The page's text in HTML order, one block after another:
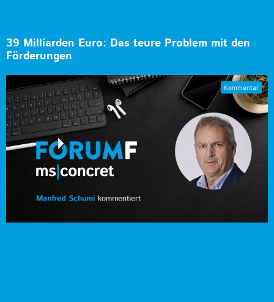
39 Milliarden Euro: Das teure Problem mit den
Förderungen